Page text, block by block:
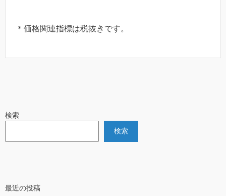
＊価格関連指標は税抜きです。
検索
検索
最近の投稿